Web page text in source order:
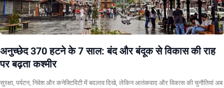
अनुच्छेद 370 हटने के 7 साल: बंद और बंदूक से विकास की राह
पर बढ़ता कश्मीर
सुरक्षा, पर्यटन, निवेश और कनेक्टिविटी में बदलाव दिखे, लेकिन आतंकवाद और विकास की चुनौतियां अब